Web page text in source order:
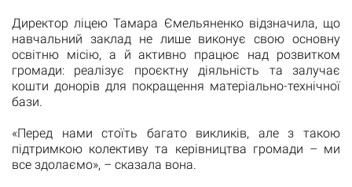
Директор ліцею Тамара Ємельяненко відзначила, що
навчальний заклад не лише виконує свою основну
освітню місію, а й активно працює над розвитком
громади: реалізує проєктну діяльність та залучає
кошти донорів для покращення матеріально-технічної
бази.
«Перед нами стоїть багато викликів, але з такою
підтримкою колективу та керівництва громади – ми
все здолаємо», – сказала вона.